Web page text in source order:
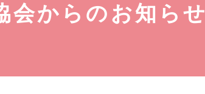
の活用事業
講習時間
会からのお知らせ